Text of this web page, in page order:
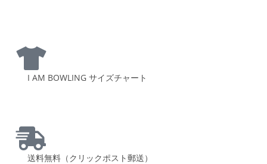
I AM BOWLING サイズチャート
送料無料（クリックポスト郵送）